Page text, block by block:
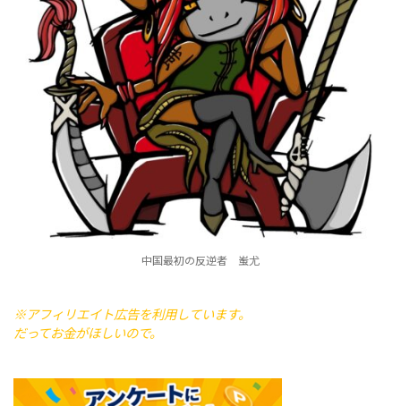
中国最初の反逆者 蚩尤
※アフィリエイト広告を利用しています。
だってお金がほしいので。